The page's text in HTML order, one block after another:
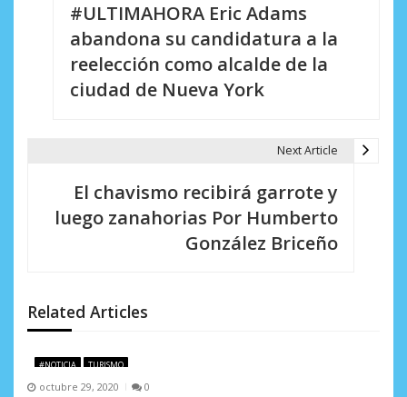
d
e
#ULTIMAHORA Eric Adams
abandona su candidatura a la
reelección como alcalde de la
ciudad de Nueva York
Next Article
El chavismo recibirá garrote y
luego zanahorias Por Humberto
González Briceño
Related Articles
#NOTICIA TURISMO
octubre 29, 2020 0